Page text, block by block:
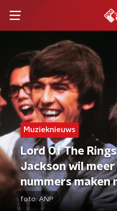
Muzieknieuws
Lord Of The
Jackson wil
nummers
foto:ANP